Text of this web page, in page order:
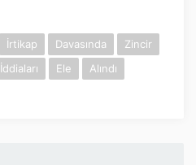
İrtikap Davasında
Zincir
İddiaları Ele
Alındı